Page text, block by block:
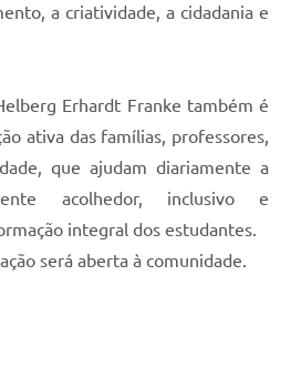
a criatividade, a cidadania e
Erhardt Franke também é
ativa das famílias, professores,
que ajudam diariamente a
acolhedor, inclusivo e
integral dos estudantes.
será aberta à comunidade.